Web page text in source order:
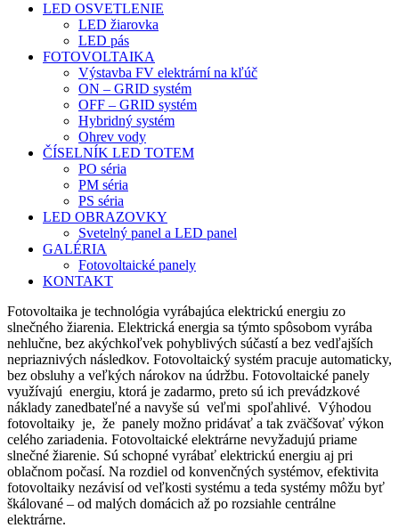
LED OSVETLENIE
LED žiarovka
LED pás
FOTOVOLTAIKA
Výstavba FV elektrární na kľúč
ON – GRID systém
OFF – GRID systém
Hybridný systém
Ohrev vody
ČÍSELNÍK LED TOTEM
PO séria
PM séria
PS séria
LED OBRAZOVKY
Svetelný panel a LED panel
GALÉRIA
Fotovoltaické panely
KONTAKT
Fotovoltaika je technológia vyrábajúca elektrickú energiu zo
slnečného žiarenia. Elektrická energia sa týmto spôsobom vyrába
nehlučne, bez akýchkoľvek pohyblivých súčastí a bez vedľajších
nepriaznivých následkov. Fotovoltaický systém pracuje automaticky,
bez obsluhy a veľkých nárokov na údržbu. Fotovoltaické panely
využívajú energiu, ktorá je zadarmo, preto sú ich prevádzkové
náklady zanedbateľné a navyše sú veľmi spoľahlivé. Výhodou
fotovoltaiky je, že panely možno pridávať a tak zväčšovať výkon
celého zariadenia. Fotovoltaické elektrárne nevyžadujú priame
slnečné žiarenie. Sú schopné vyrábať elektrickú energiu aj pri
oblačnom počasí. Na rozdiel od konvenčných systémov, efektivita
fotovoltaiky nezávisí od veľkosti systému a teda systémy môžu byť
škálované – od malých domácich až po rozsiahle centrálne
elektrárne.